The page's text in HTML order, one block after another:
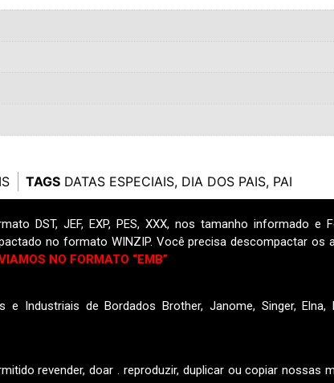
TAGS DATAS ESPECIAIS, DIA DOS PAIS, PAI
DST, JEF, EXP, PES, XXX, nos tamanho informado e
no formato WINZIP. Você precisa descompactar os
NO FORMATO “EMB”
e Industriais de Bordados Brother, Janome, Singer, Elna,
revender, doar . reproduzir, duplicar ou copiar nossas